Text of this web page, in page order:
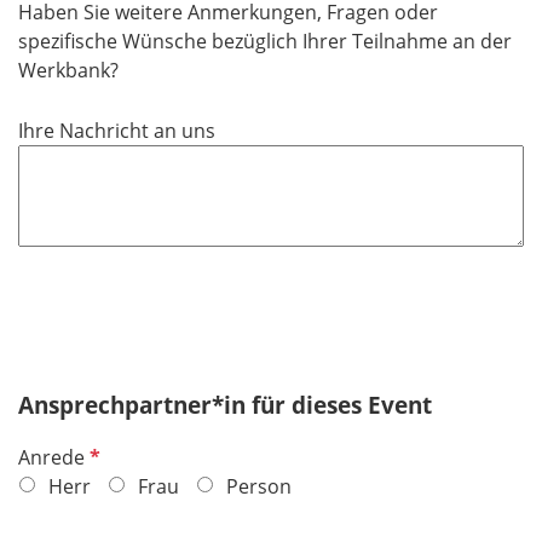
d
Haben Sie weitere Anmerkungen, Fragen oder
spezifische Wünsche bezüglich Ihrer Teilnahme an der
Werkbank?
Ihre Nachricht an uns
Ansprechpartner*in für dieses Event
AnredeP
f
Herr Frau Person